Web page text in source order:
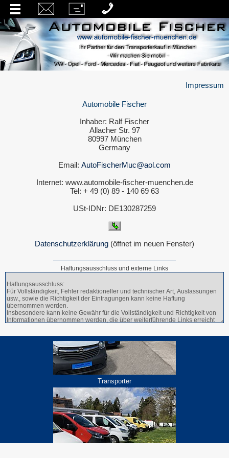
Impressum
Automobile Fischer
Inhaber: Ralf Fischer
Allacher Str. 97
80997 München
Germany
Email: AutoFischerMuc@aol.com
Internet: www.automobile-fischer-muenchen.de
Tel: + 49 (0) 89 - 140 69 63
USt-IDNr: DE130287259
Datenschutzerklärung (öffnet im neuen Fenster)
Haftungsausschluss und externe Links
Transporter